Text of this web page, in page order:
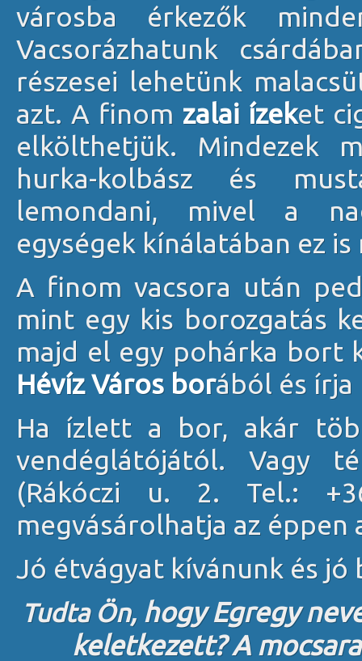
városba érkezők
Vacsorázhatunk
részesei lehetünk
azt. A finom zalai ízeket
elkölthetjük. Mindezek
hurka-kolbász és
lemondani, mivel a
egységek kínálatában ez
A finom vacsora után
mint egy kis borozgatás
majd el egy pohárka bort
Hévíz Város borából és
Ha ízlett a bor, akár
vendéglátójától. Vagy
(Rákóczi u. 2. Tel.:
megvásárolhatja az
Jó étvágyat kívánunk és jó
Tudta Ön,hogy Egregy
keletkezett? A